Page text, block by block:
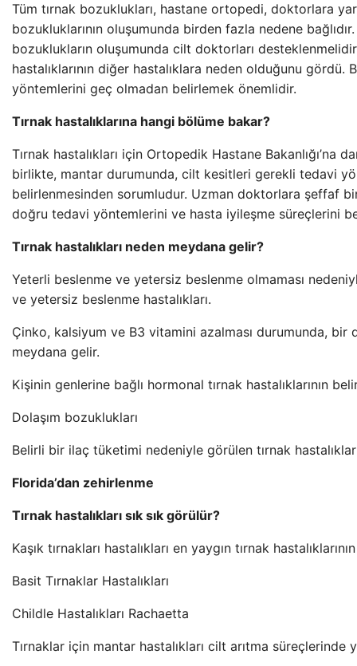
Tüm tırnak bozuklukları, hastane ortopedi, doktorlara
bozukluklarının oluşumunda birden fazla nedene
bozuklukların oluşumunda cilt doktorları desteklenmelidir.
hastalıklarının diğer hastalıklara neden olduğunu gördü.
yöntemlerini geç olmadan belirlemek önemlidir.
Tırnak hastalıklarına hangi bölüme bakar?
Tırnak hastalıkları için Ortopedik Hastane Bakanlığı’na
birlikte, mantar durumunda, cilt kesitleri gerekli tedavi
belirlenmesinden sorumludur. Uzman doktorlara şeffaf bir
doğru tedavi yöntemlerini ve hasta iyileşme süreçlerini
Tırnak hastalıkları neden meydana gelir?
Yeterli beslenme ve yetersiz beslenme olmaması
ve yetersiz beslenme hastalıkları.
Çinko, kalsiyum ve B3 vitamini azalması durumunda,
meydana gelir.
Kişinin genlerine bağlı hormonal tırnak hastalıklarının
Dolaşım bozuklukları
Belirli bir ilaç tüketimi nedeniyle görülen tırnak
Florida’dan zehirlenme
Tırnak hastalıkları sık sık görülür?
Kaşık tırnakları hastalıkları en yaygın tırnak
Basit Tırnaklar Hastalıkları
Childle Hastalıkları Rachaetta
Tırnaklar için mantar hastalıkları cilt arıtma süreçlerinde